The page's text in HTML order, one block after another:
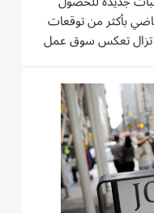
بأكثر من توقعات
تزال تعكس سوق عمل
وزارة العمل
للحصول على